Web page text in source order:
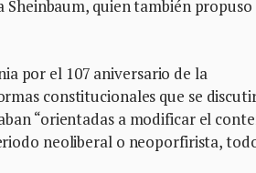
quien también propuso
por el 107 aniversario de la
constitucionales que se
“orientadas a modificar el
neoliberal o neoporfirista,